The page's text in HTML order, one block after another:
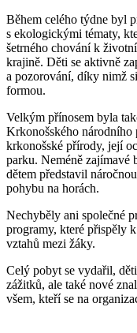
Během celého týdne byl
s ekologickými tématy,
šetrného chování k
krajině. Děti se aktivně
a pozorování, díky nimž
formou.
Velkým přínosem byla
Krkonošského
krkonošské přírody, její
parku. Neméně zajímavé
dětem představil
pohybu na horách.
Nechyběly ani společné
programy, které přispěly
vztahů mezi žáky.
Celý pobyt se vydařil,
zážitků, ale také nové
všem, kteří se na